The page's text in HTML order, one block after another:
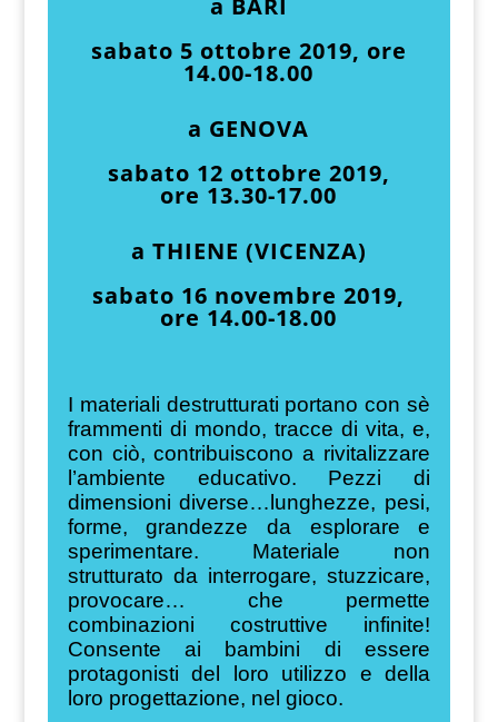
sabato 5 ottobre 2019, ore
14.00-18.00
a GENOVA
sabato 12 ottobre 2019,
ore 13.30-17.00
a THIENE (VICENZA)
sabato 16 novembre 2019,
ore 14.00-18.00
I materiali destrutturati portano con sè
frammenti di mondo, tracce di vita, e,
con ciò, contribuiscono a rivitalizzare
l’ambiente educativo. Pezzi di
dimensioni diverse…lunghezze, pesi,
forme, grandezze da esplorare e
sperimentare. Materiale non
strutturato da interrogare, stuzzicare,
provocare… che permette
combinazioni costruttive infinite!
Consente ai bambini di essere
protagonisti del loro utilizzo e della
loro progettazione, nel gioco.